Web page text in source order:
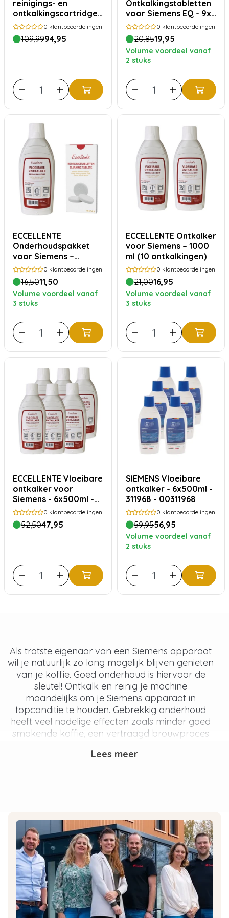
reinigings- en
ontkalkingscartridge -
TZ800Z3
0 klantbeoordelingen
109,9994,95
Ontkalkingstabletten
voor Siemens EQ - 9x
ontkalken
0 klantbeoordelingen
20,8519,95
Volume voordeel vanaf
2 stuks
ECCELLENTE
Onderhoudspakket
voor Siemens –
Ontkalker 500 ml + 10
Reinigingstabletten
0 klantbeoordelingen
16,5011,50
Volume voordeel vanaf
3 stuks
ECCELLENTE Ontkalker
voor Siemens – 1000
ml (10 ontkalkingen)
0 klantbeoordelingen
21,0016,95
Volume voordeel vanaf
3 stuks
ECCELLENTE Vloeibare
ontkalker voor
Siemens - 6x500ml -
311968
0 klantbeoordelingen
52,5047,95
SIEMENS Vloeibare
ontkalker - 6x500ml -
311968 - 00311968
0 klantbeoordelingen
59,9556,95
Volume voordeel vanaf
2 stuks
Als trotste eigenaar van een Siemens apparaat
wil je natuurlijk zo lang mogelijk blijven genieten
van je koffie. Goed onderhoud is hiervoor de
sleutel! Ontkalk en reinig je machine
maandelijks om je Siemens apparaat in
topconditie te houden. Gebrekkig onderhoud
heeft veel nadelige effecten zoals minder goed
smakende koffie, een vertraagd brouwproces
alles dat je nodig hebt voor Siemens onderhoud,
inclusief de juiste Siemens ontkalker voor jouw
apparaat.
Waarom moet ik mijn
Siemens apparaat
Lees meer